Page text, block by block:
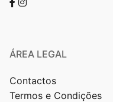
ÁREA LEGAL
Contactos
Termos e Condições